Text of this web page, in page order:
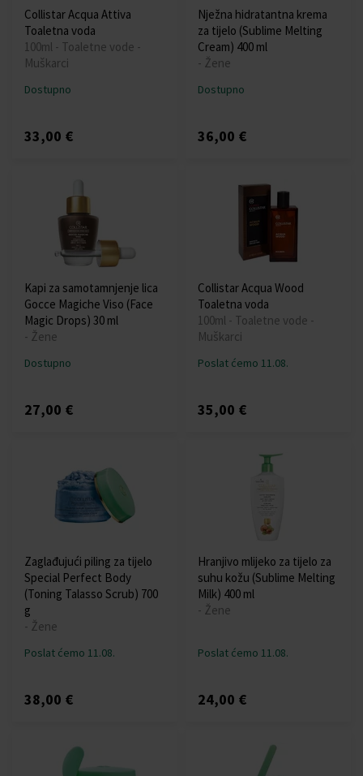
Collistar Acqua Attiva
Toaletna voda
100ml - Toaletne vode -
Muškarci
Dostupno
33,00 €
Nježna hidratantna krema
za tijelo (Sublime Melting
Cream) 400 ml
- Žene
Dostupno
36,00 €
Kapi za samotamnjenje lica
Gocce Magiche Viso (Face
Magic Drops) 30 ml
- Žene
Dostupno
27,00 €
Collistar Acqua Wood
Toaletna voda
100ml - Toaletne vode -
Muškarci
Poslat ćemo 11.08.
35,00 €
Zaglađujući piling za tijelo
Special Perfect Body
(Toning Talasso Scrub) 700
g
- Žene
Poslat ćemo 11.08.
38,00 €
Hranjivo mlijeko za tijelo za
suhu kožu (Sublime Melting
Milk) 400 ml
- Žene
Poslat ćemo 11.08.
24,00 €